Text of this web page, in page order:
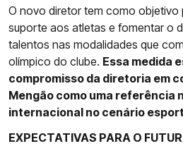
O novo diretor tem como objetivo
suporte aos atletas e fomentar o
talentos nas modalidades que
olímpico do clube. Essa medida
compromisso da diretoria em
Mengão como uma referência
internacional no cenário
EXPECTATIVAS PARA O